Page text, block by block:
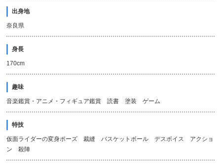
出身地
奈良県
身長
170cm
趣味
音楽鑑賞・アニメ・フィギュア鑑賞 読書 塗装 ゲーム
特技
仮面ライダーの変身ポーズ 裁縫 バスケットボール デスボイス アクショ
ン 殺陣